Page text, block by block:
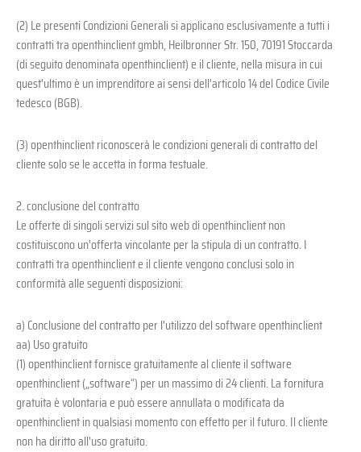
(2) Le presenti Condizioni Generali si applicano esclusivamente a tutti i
contratti tra openthinclient gmbh, Heilbronner Str. 150, 70191 Stoccarda
(di seguito denominata openthinclient) e il cliente, nella misura in cui
quest'ultimo è un imprenditore ai sensi dell'articolo 14 del Codice Civile
tedesco (BGB).
(3) openthinclient riconoscerà le condizioni generali di contratto del
cliente solo se le accetta in forma testuale.
2. conclusione del contratto
Le offerte di singoli servizi sul sito web di openthinclient non
costituiscono un'offerta vincolante per la stipula di un contratto. I
contratti tra openthinclient e il cliente vengono conclusi solo in
conformità alle seguenti disposizioni:
a) Conclusione del contratto per l'utilizzo del software openthinclient
aa) Uso gratuito
(1) openthinclient fornisce gratuitamente al cliente il software
openthinclient („software“) per un massimo di 24 clienti. La fornitura
gratuita è volontaria e può essere annullata o modificata da
openthinclient in qualsiasi momento con effetto per il futuro. Il cliente
non ha diritto all'uso gratuito.